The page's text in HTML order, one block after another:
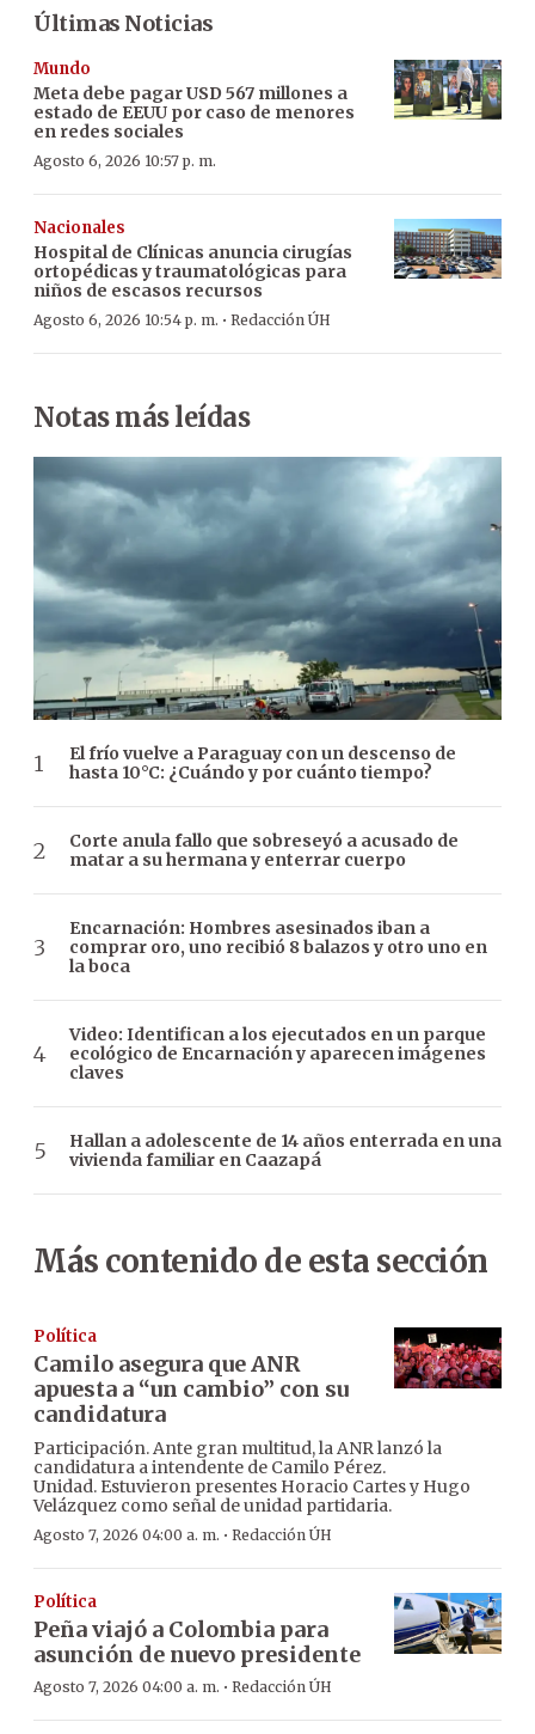
Últimas Noticias
Mundo
Meta debe pagar USD 567 millones a
estado de EEUU por caso de menores
en redes sociales
Agosto 6, 2026 10:57 p. m.
Nacionales
Hospital de Clínicas anuncia cirugías
ortopédicas y traumatológicas para
niños de escasos recursos
Agosto 6, 2026 10:54 p. m. · Redacción ÚH
Notas más leídas
El frío vuelve a Paraguay con un descenso de
hasta 10°C: ¿Cuándo y por cuánto tiempo?
Corte anula fallo que sobreseyó a acusado de
matar a su hermana y enterrar cuerpo
Encarnación: Hombres asesinados iban a
comprar oro, uno recibió 8 balazos y otro uno en
la boca
Video: Identifican a los ejecutados en un parque
ecológico de Encarnación y aparecen imágenes
claves
Hallan a adolescente de 14 años enterrada en una
vivienda familiar en Caazapá
Más contenido de esta sección
Política
Camilo asegura que ANR
apuesta a “un cambio” con su
candidatura
Participación. Ante gran multitud, la ANR lanzó la
candidatura a intendente de Camilo Pérez.
Unidad. Estuvieron presentes Horacio Cartes y Hugo
Velázquez como señal de unidad partidaria.
Agosto 7, 2026 04:00 a. m. · Redacción ÚH
Política
Peña viajó a Colombia para
asunción de nuevo presidente
Agosto 7, 2026 04:00 a. m. · Redacción ÚH